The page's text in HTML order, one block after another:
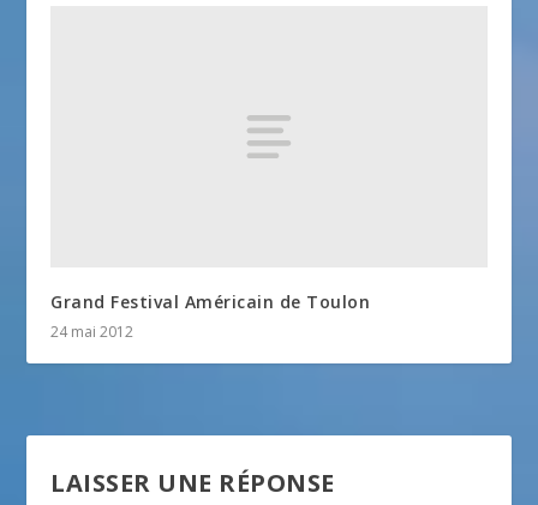
Grand Festival Américain de Toulon
24 mai 2012
LAISSER UNE RÉPONSE